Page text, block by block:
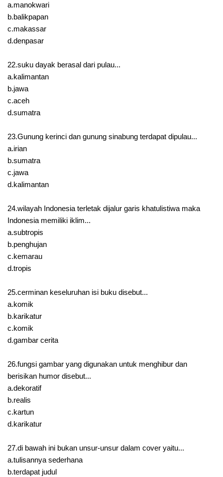
a.manokwari
b.balikpapan
c.makassar
d.denpasar
22.suku dayak berasal dari pulau...
a.kalimantan
b.jawa
c.aceh
d.sumatra
23.Gunung kerinci dan gunung sinabung terdapat dipulau...
a.irian
b.sumatra
c.jawa
d.kalimantan
24.wilayah Indonesia terletak dijalur garis khatulistiwa maka
Indonesia memiliki iklim...
a.subtropis
b.penghujan
c.kemarau
d.tropis
25.cerminan keseluruhan isi buku disebut...
a.komik
b.karikatur
c.komik
d.gambar cerita
26.fungsi gambar yang digunakan untuk menghibur dan
berisikan humor disebut...
a.dekoratif
b.realis
c.kartun
d.karikatur
27.di bawah ini bukan unsur-unsur dalam cover yaitu...
a.tulisannya sederhana
b.terdapat judul